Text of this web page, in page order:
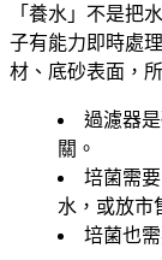
「養水」不是把
子有能力即時處
材、底砂表面，所
過濾器
關。
培菌需
水，或放市
培菌也